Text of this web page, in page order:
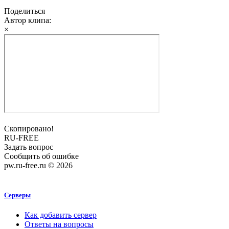
Поделиться
Автор клипа:
×
Скопировано!
RU-FREE
Задать вопрос
Сообщить об ошибке
pw.ru-free.ru © 2026
Серверы
Как добавить сервер
Ответы на вопросы